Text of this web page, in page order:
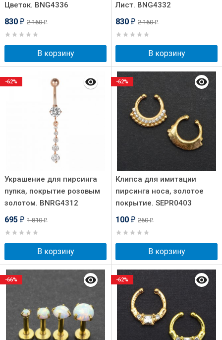
Цветок. BNG4336
830 ₽ 2 160₽
В корзину
Лист. BNG4332
830 ₽ 2 160₽
В корзину
Украшение для пирсинга
пупка, покрытие розовым
золотом. BNRG4312
695 ₽ 1 810₽
В корзину
-62%
Клипса для имитации
пирсинга носа, золотое
покрытие. SEPR0403
100 ₽ 260₽
В корзину
-62%
-66% -62%